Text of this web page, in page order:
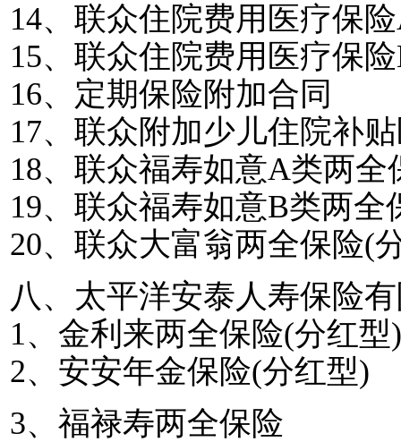
14、联众住院费用医疗保险
15、联众住院费用医疗保险
16、定期保险附加合同
17、联众附加少儿住院补
18、联众福寿如意A类两全
19、联众福寿如意B类两全
20、联众大富翁两全保险(
八、太平洋安泰人寿保险
1、金利来两全保险(分红型)
2、安安年金保险(分红型)
3、福禄寿两全保险